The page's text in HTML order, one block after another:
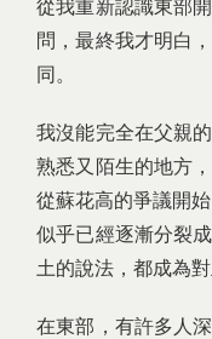
從我重新認識東部
問，最終我才明白
同。
我沒能完全在父親
熟悉又陌生的地方
從蘇花高的爭議開
似乎已經逐漸分裂
土的說法，都成為對
在東部，有許多人